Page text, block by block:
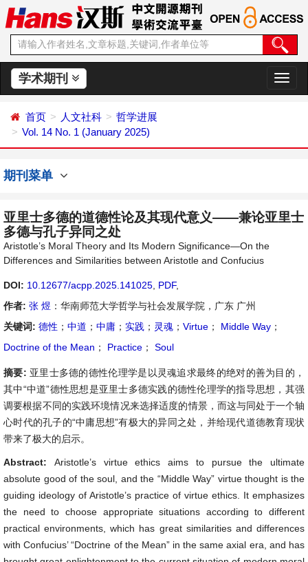
学术期刊
切
换
首页 人文社科
哲学进展
Vol. 14 No. 1 (January 2025)
期刊菜单
亚里士多德的道德性论及其现代意义——兼论亚里士
多德与孔子异同之处
Aristotle’s Moral Theory and Its Modern Significance—On the
Differences and Similarities between Aristotle and Confucius
DOI: 10.12677/acpp.2025.141025 PDF,
作者: 张 煜 ：华南师范大学哲学与社会发展学院，广东 广州
关键词: 德性 ； 中道 ； 中庸 ； 实践 ； 灵魂 ； Virtue ； Middle Way ；
Doctrine of the Mean ； Practice ； Soul
摘要: 亚里士多德的德性伦理学是以灵魂追求最终的绝对的善为目的，
其中“中道”德性思想是亚里士多德实践的德性伦理学的指导思想，其强
调要根据不同的实践环境情况来选择适度的情景，而这与同处于一个轴
心时代的孔子的“中庸思想”有极大的异同之处，并给现代道德教育现状
带来了极大的启示。
Abstract: Aristotle’s virtue ethics aims to pursue the ultimate
absolute good of the soul, and the “Middle Way” virtue thought is the
guiding ideology of Aristotle’s practice of virtue ethics. It emphasizes
the need to choose appropriate situations according to different
practical environments, which has great similarities and differences
with Confucius’ “Doctrine of the Mean” in the same axial era, and has